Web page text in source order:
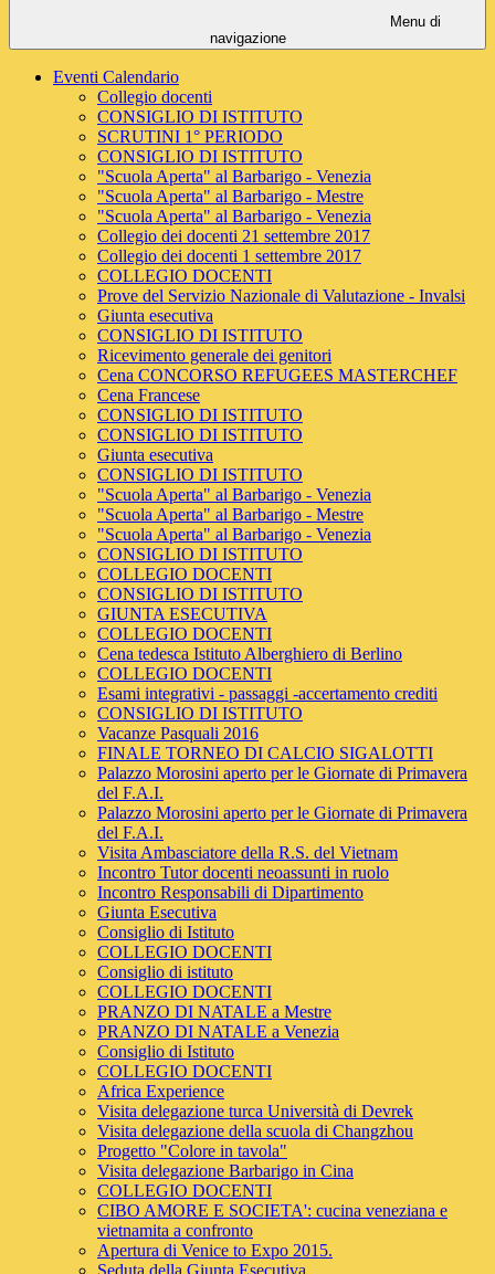
Menu di
navigazione
Eventi Calendario
Collegio docenti
CONSIGLIO DI ISTITUTO
SCRUTINI 1° PERIODO
CONSIGLIO DI ISTITUTO
"Scuola Aperta" al Barbarigo - Venezia
"Scuola Aperta" al Barbarigo - Mestre
"Scuola Aperta" al Barbarigo - Venezia
Collegio dei docenti 21 settembre 2017
Collegio dei docenti 1 settembre 2017
COLLEGIO DOCENTI
Prove del Servizio Nazionale di Valutazione - Invalsi
Giunta esecutiva
CONSIGLIO DI ISTITUTO
Ricevimento generale dei genitori
Cena CONCORSO REFUGEES MASTERCHEF
Cena Francese
CONSIGLIO DI ISTITUTO
CONSIGLIO DI ISTITUTO
Giunta esecutiva
CONSIGLIO DI ISTITUTO
"Scuola Aperta" al Barbarigo - Venezia
"Scuola Aperta" al Barbarigo - Mestre
"Scuola Aperta" al Barbarigo - Venezia
CONSIGLIO DI ISTITUTO
COLLEGIO DOCENTI
CONSIGLIO DI ISTITUTO
GIUNTA ESECUTIVA
COLLEGIO DOCENTI
Cena tedesca Istituto Alberghiero di Berlino
COLLEGIO DOCENTI
Esami integrativi - passaggi -accertamento crediti
CONSIGLIO DI ISTITUTO
Vacanze Pasquali 2016
FINALE TORNEO DI CALCIO SIGALOTTI
Palazzo Morosini aperto per le Giornate di Primavera
del F.A.I.
Palazzo Morosini aperto per le Giornate di Primavera
del F.A.I.
Visita Ambasciatore della R.S. del Vietnam
Incontro Tutor docenti neoassunti in ruolo
Incontro Responsabili di Dipartimento
Giunta Esecutiva
Consiglio di Istituto
COLLEGIO DOCENTI
Consiglio di istituto
COLLEGIO DOCENTI
PRANZO DI NATALE a Mestre
PRANZO DI NATALE a Venezia
Consiglio di Istituto
COLLEGIO DOCENTI
Africa Experience
Visita delegazione turca Università di Devrek
Visita delegazione della scuola di Changzhou
Progetto "Colore in tavola"
Visita delegazione Barbarigo in Cina
COLLEGIO DOCENTI
CIBO AMORE E SOCIETA': cucina veneziana e
vietnamita a confronto
Apertura di Venice to Expo 2015.